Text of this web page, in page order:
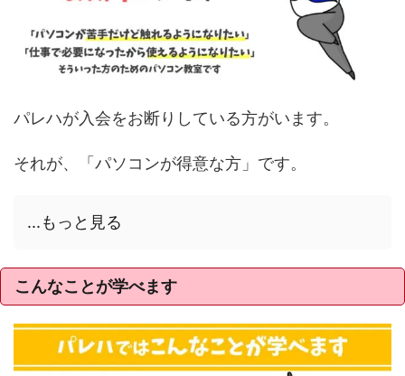
パレハが入会をお断りしている方がいます。
それが、「パソコンが得意な方」です。
...もっと見る
こんなことが学べます